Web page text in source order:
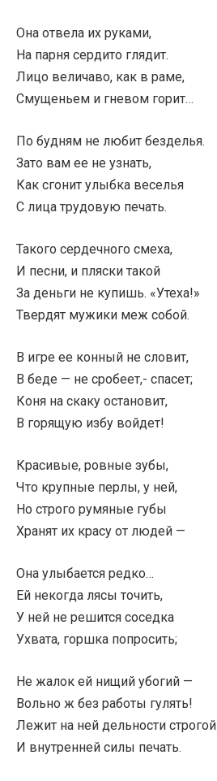
Она отвела их руками,
На парня сердито глядит.
Лицо величаво, как в раме,
Смущеньем и гневом горит…
По будням не любит безделья.
Зато вам ее не узнать,
Как сгонит улыбка веселья
С лица трудовую печать.
Такого сердечного смеха,
И песни, и пляски такой
За деньги не купишь. «Утеха!»
Твердят мужики меж собой.
В игре ее конный не словит,
В беде — не сробеет,- спасет;
Коня на скаку остановит,
В горящую избу войдет!
Красивые, ровные зубы,
Что крупные перлы, у ней,
Но строго румяные губы
Хранят их красу от людей —
Она улыбается редко…
Ей некогда лясы точить,
У ней не решится соседка
Ухвата, горшка попросить;
Не жалок ей нищий убогий —
Вольно ж без работы гулять!
Лежит на ней дельности строгой
И внутренней силы печать.